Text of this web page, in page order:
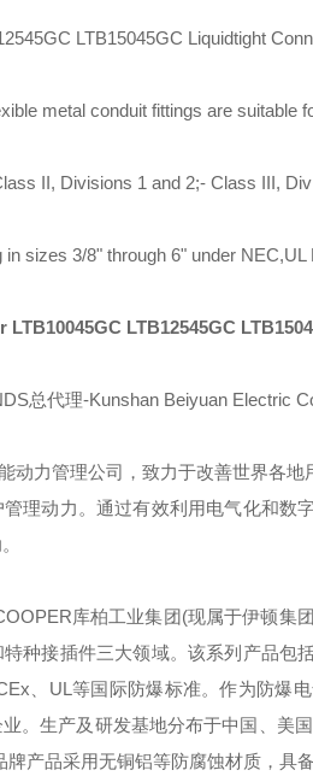
metal conduit fittings are
II, Divisions 1 and 2;- Class III,
in sizes 3/8" through 6" under NEC,UL
LTB10045GC LTB12545GC
总代理-Kunshan Beiyuan Electric
动力管理公司，致力于改善世界各
理动力。通过有效利用电气化和数
库柏工业集团(现属于伊顿集
种接插件三大领域。该系列产品包
UL 等国际防爆标准。作为防爆
。生产及研发基地分布于中国、美
牌产品采用无铜铝等防腐蚀材质，具